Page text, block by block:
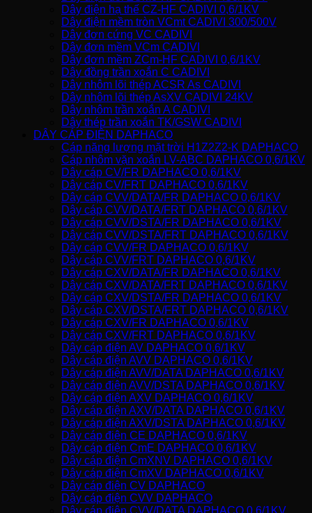
Dây điện hạ thế CZ-HF CADIVI 0,6/1KV
Dây điện mềm tròn VCmt CADIVI 300/500V
Dây đơn cứng VC CADIVI
Dây đơn mềm VCm CADIVI
Dây đơn mềm ZCm-HF CADIVI 0,6/1KV
Dây đồng trần xoắn C CADIVI
Dây nhôm lõi thép ACSR As CADIVI
Dây nhôm lõi thép AsXV CADIVI 24KV
Dây nhôm trần xoắn A CADIVI
Dây thép trần xoắn TK/GSW CADIVI
DÂY CÁP ĐIỆN DAPHACO
Cáp năng lượng mặt trời H1Z2Z2-K DAPHACO
Cáp nhôm vặn xoắn LV-ABC DAPHACO 0,6/1KV
Dây cáp CV/FR DAPHACO 0,6/1KV
Dây cáp CV/FRT DAPHACO 0,6/1KV
Dây cáp CVV/DATA/FR DAPHACO 0,6/1KV
Dây cáp CVV/DATA/FRT DAPHACO 0,6/1KV
Dây cáp CVV/DSTA/FR DAPHACO 0,6/1KV
Dây cáp CVV/DSTA/FRT DAPHACO 0,6/1KV
Dây cáp CVV/FR DAPHACO 0,6/1KV
Dây cáp CVV/FRT DAPHACO 0,6/1KV
Dây cáp CXV/DATA/FR DAPHACO 0,6/1KV
Dây cáp CXV/DATA/FRT DAPHACO 0,6/1KV
Dây cáp CXV/DSTA/FR DAPHACO 0,6/1KV
Dây cáp CXV/DSTA/FRT DAPHACO 0,6/1KV
Dây cáp CXV/FR DAPHACO 0,6/1KV
Dây cáp CXV/FRT DAPHACO 0,6/1KV
Dây cáp điện AV DAPHACO 0,6/1KV
Dây cáp điện AVV DAPHACO 0,6/1KV
Dây cáp điện AVV/DATA DAPHACO 0,6/1KV
Dây cáp điện AVV/DSTA DAPHACO 0,6/1KV
Dây cáp điện AXV DAPHACO 0,6/1KV
Dây cáp điện AXV/DATA DAPHACO 0,6/1KV
Dây cáp điện AXV/DSTA DAPHACO 0,6/1KV
Dây cáp điện CE DAPHACO 0,6/1KV
Dây cáp điện CmE DAPHACO 0,6/1KV
Dây cáp điện CmXNV DAPHACO 0,6/1KV
Dây cáp điện CmXV DAPHACO 0,6/1KV
Dây cáp điện CV DAPHACO
Dây cáp điện CVV DAPHACO
Dây cáp điện CVV/DATA DAPHACO 0,6/1KV